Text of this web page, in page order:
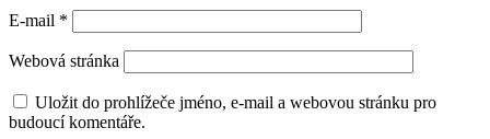
E-mail *
Webová stránka
Uložit do prohlížeče jméno, e-mail a webovou stránku pro
budoucí komentáře.